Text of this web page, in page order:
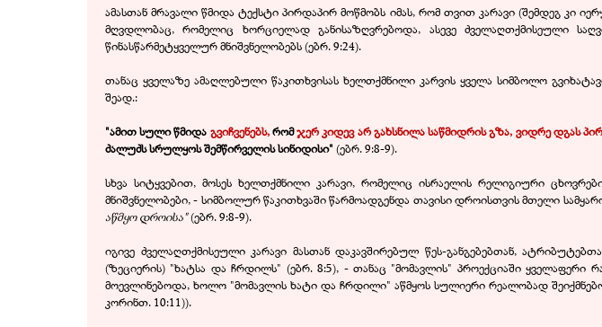
ამასთან მრავალი წმიდა ტექსტი პირდაპირ მოწმობს იმას, რომ თვით კარავი (შემდეგ კი
მღვდლობაც, რომელიც ხორციელად განისაზღვრებოდა, ასევე ძველაღთქმისეული
წინასწარმეტყველურ მნიშვნელობებს (ებრ. 9:24).
თანაც ყველაზე ამაღლებული წაკითხვისას ხელთქმნილი კარვის ყველა სიმბოლო
შეად.:
"ამით სული წმიდა გვიჩვენებს,რომჯერ კიდევ არ გახსნილა საწმიდრის გზა, ვიდრე დგას
ძალუძს სრულყოს შემწირველის სინიდისი" (ებრ. 9:8-9).
სხვა სიტყვებით, მოსეს ხელთქმნილი კარავი, რომელიც ისრაელის რელიგიური
მნიშვნელობები, - სიმბოლურ წაკითხვაში წარმოადგენდა თავისი დროისთვის მთელი
აწმყო დროისა"(ებრ. 9:8-9).
იგივე ძველაღთქმისეული კარავი მასთან დაკავშირებულ წეს-განგებებთან,
(ზეციერის) "ხატსა და ჩრდილს" (ებრ. 8:5), - თანაც "მომავლის" პროექციაში
მოევლინებოდა, ხოლო "მომავლის ხატი და ჩრდილი" აწმყოს სულიერი რეალობად
კორინთ. 10:11)).